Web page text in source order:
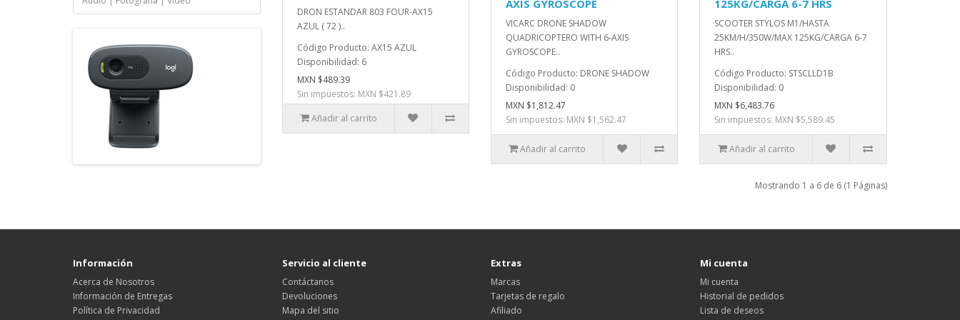
DRON ESTANDAR 803 FOUR-AX15
AZUL ( 72 )..
Código Producto: AX15 AZUL
Disponibilidad: 6
MXN $489.39
Sin impuestos: MXN $421.89
Añadir al carrito
AXIS GYROSCOPE
VICARC DRONE SHADOW
QUADRICOPTERO WITH 6-AXIS
GYROSCOPE..
Código Producto: DRONE SHADOW
Disponibilidad: 0
MXN $1,812.47
Sin impuestos: MXN $1,562.47
Añadir al carrito
125KG/CARGA 6-7 HRS
SCOOTER STYLOS M1/HASTA
25KM/H/350W/MAX 125KG/CARGA 6-7
HRS..
Código Producto: STSCLLD1B
Disponibilidad: 0
MXN $6,483.76
Sin impuestos: MXN $5,589.45
Añadir al carrito
Mostrando 1 a 6 de 6 (1 Páginas)
Información
Acerca de Nosotros
Información de Entregas
Política de Privacidad
Servicio al cliente
Contáctanos
Devoluciones
Mapa del sitio
Extras
Marcas
Tarjetas de regalo
Afiliado
Mi cuenta
Mi cuenta
Historial de pedidos
Lista de deseos